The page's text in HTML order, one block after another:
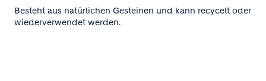
Besteht aus natürlichen Gesteinen und kann recycelt oder
wiederverwendet werden.